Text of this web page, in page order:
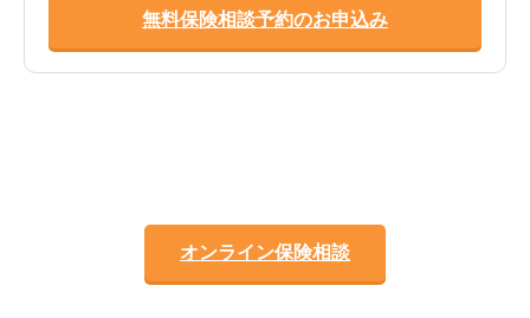
無料保険相談予約のお申込み
オンライン保険相談